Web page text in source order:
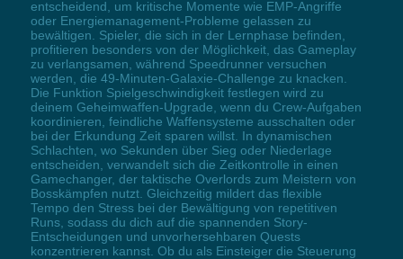
entscheidend, um kritische Momente wie EMP-Angriffe
oder Energiemanagement-Probleme gelassen zu
bewältigen. Spieler, die sich in der Lernphase befinden,
profitieren besonders von der Möglichkeit, das Gameplay
zu verlangsamen, während Speedrunner versuchen
werden, die 49-Minuten-Galaxie-Challenge zu knacken.
Die Funktion Spielgeschwindigkeit festlegen wird zu
deinem Geheimwaffen-Upgrade, wenn du Crew-Aufgaben
koordinieren, feindliche Waffensysteme ausschalten oder
bei der Erkundung Zeit sparen willst. In dynamischen
Schlachten, wo Sekunden über Sieg oder Niederlage
entscheiden, verwandelt sich die Zeitkontrolle in einen
Gamechanger, der taktische Overlords zum Meistern von
Bosskämpfen nutzt. Gleichzeitig mildert das flexible
Tempo den Stress bei der Bewältigung von repetitiven
Runs, sodass du dich auf die spannenden Story-
Entscheidungen und unvorhersehbaren Quests
konzentrieren kannst. Ob du als Einsteiger die Steuerung